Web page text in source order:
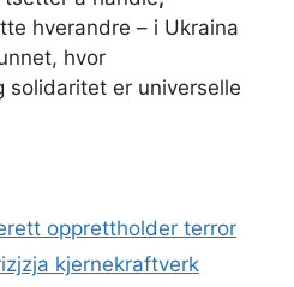
hverandre – i Ukraina
hvor
solidaritet er universelle
opprettholder terror
kjernekraftverk